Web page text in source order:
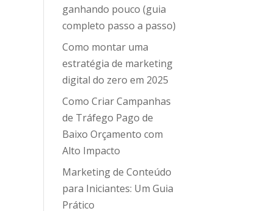
ganhando pouco (guia
completo passo a passo)
Como montar uma
estratégia de marketing
digital do zero em 2025
Como Criar Campanhas
de Tráfego Pago de
Baixo Orçamento com
Alto Impacto
Marketing de Conteúdo
para Iniciantes: Um Guia
Prático